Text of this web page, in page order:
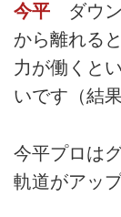
今平 ダウン
から離れる
力が働くと
いです（結
今平プロは
軌道がアッ